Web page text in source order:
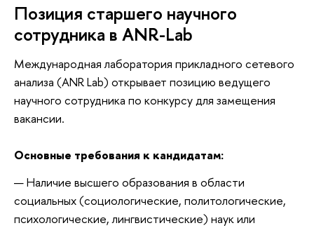
Позиция старшего научного
сотрудника в ANR-Lab
Международная лаборатория прикладного сетевого
анализа (ANR Lab) открывает позицию ведущего
научного сотрудника по конкурсу для замещения
вакансии.
Основные требования к кандидатам:
Наличие высшего образования в области
социальных (социологические, политологические,
психологические, лингвистические) наук или